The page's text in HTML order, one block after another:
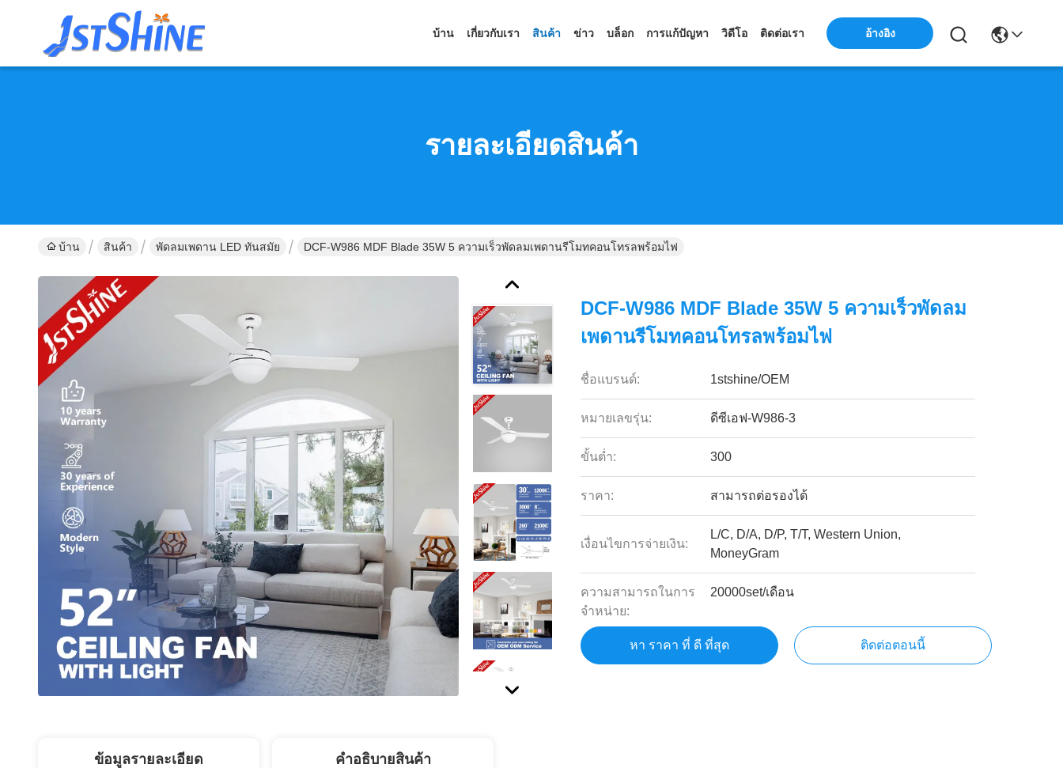
บ้าน เกี่ยวกับเรา สินค้า ข่าว บล็อก การแก้ปัญหา วิดีโอ ติดต่อเรา อ้างอิง
รายละเอียดสินค้า
บ้าน สินค้า พัดลมเพดาน LED ทันสมัย DCF-W986 MDF Blade 35W 5 ความเร็วพัดลมเพดานรีโมทคอนโทรลพร้อมไฟ
DCF-W986 MDF Blade 35W 5 ความเร็วพัดลม
เพดานรีโมทคอนโทรลพร้อมไฟ
ชื่อแบรนด์: 1stshine/OEM
หมายเลขรุ่น: ดีซีเอฟ-W986-3
ขั้นต่ำ: 300
ราคา: สามารถต่อรองได้
เงื่อนไขการจ่ายเงิน:
L/C, D/A, D/P, T/T, Western Union,
MoneyGram
ความสามารถในการ
จําหน่าย:
20000set/เดือน
หา ราคา ที่ ดี ที่สุด ติดต่อตอนนี้
ข้อมูลรายละเอียด คําอธิบายสินค้า